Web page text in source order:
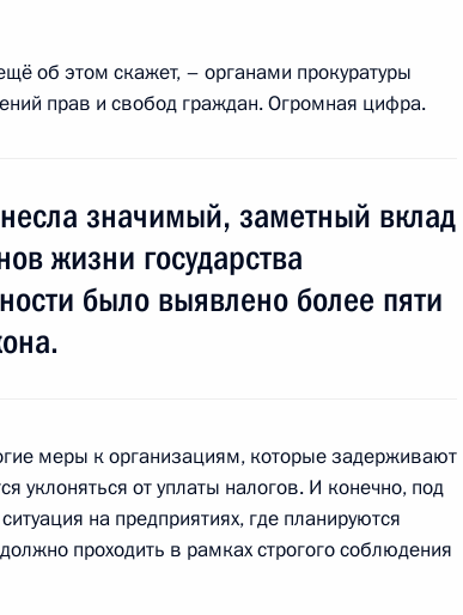
Александром
Ново-Огарёво
3
об этом скажет, – органами прокуратуры
прав и свобод граждан. Огромная цифра.
значимый, заметный вклад
жизни государства
было выявлено более пяти
меры к организациям, которые задерживают
уклоняться от уплаты налогов. И конечно, под
на предприятиях, где планируются
проходить в рамках строгого соблюдения